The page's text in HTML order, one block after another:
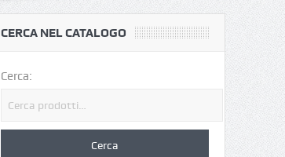
CERCA NEL CATALOGO
Cerca: